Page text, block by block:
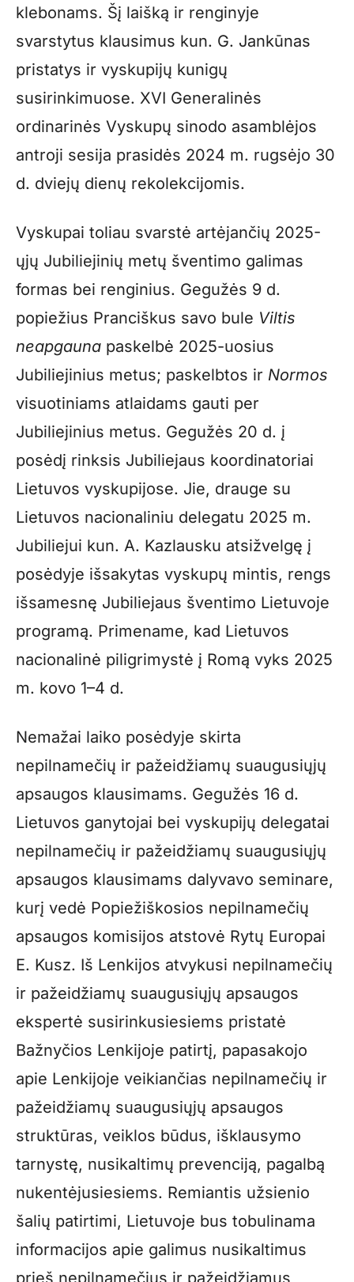
klebonams. Šį laišką ir renginyje
svarstytus klausimus kun. G. Jankūnas
pristatys ir vyskupijų kunigų
susirinkimuose. XVI Generalinės
ordinarinės Vyskupų sinodo asamblėjos
antroji sesija prasidės 2024 m. rugsėjo 30
d. dviejų dienų rekolekcijomis.
Vyskupai toliau svarstė artėjančių 2025-
ųjų Jubiliejinių metų šventimo galimas
formas bei renginius. Gegužės 9 d.
popiežius Pranciškus savo bule Viltis
neapgauna paskelbė 2025-uosius
Jubiliejinius metus; paskelbtos ir Normos
visuotiniams atlaidams gauti per
Jubiliejinius metus. Gegužės 20 d. į
posėdį rinksis Jubiliejaus koordinatoriai
Lietuvos vyskupijose. Jie, drauge su
Lietuvos nacionaliniu delegatu 2025 m.
Jubiliejui kun. A. Kazlausku atsižvelgę į
posėdyje išsakytas vyskupų mintis, rengs
išsamesnę Jubiliejaus šventimo Lietuvoje
programą. Primename, kad Lietuvos
nacionalinė piligrimystė į Romą vyks 2025
m. kovo 1–4 d.
Nemažai laiko posėdyje skirta
nepilnamečių ir pažeidžiamų suaugusiųjų
apsaugos klausimams. Gegužės 16 d.
Lietuvos ganytojai bei vyskupijų delegatai
nepilnamečių ir pažeidžiamų suaugusiųjų
apsaugos klausimams dalyvavo seminare,
kurį vedė Popiežiškosios nepilnamečių
apsaugos komisijos atstovė Rytų Europai
E. Kusz. Iš Lenkijos atvykusi nepilnamečių
ir pažeidžiamų suaugusiųjų apsaugos
ekspertė susirinkusiesiems pristatė
Bažnyčios Lenkijoje patirtį, papasakojo
apie Lenkijoje veikiančias nepilnamečių ir
pažeidžiamų suaugusiųjų apsaugos
struktūras, veiklos būdus, išklausymo
tarnystę, nusikaltimų prevenciją, pagalbą
nukentėjusiesiems. Remiantis užsienio
šalių patirtimi, Lietuvoje bus tobulinama
informacijos apie galimus nusikaltimus
prieš nepilnamečius ir pažeidžiamus